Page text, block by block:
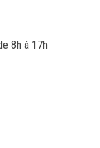
8h à 17h